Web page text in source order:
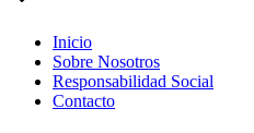
Inicio
Sobre Nosotros
Responsabilidad Social
Contacto